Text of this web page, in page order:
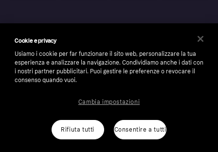
number: 556737-0431
Cookies Klarna.com
Cookie e privacy
Usiamo i cookie per far funzionare il sito web, personalizzare la tua
esperienza e analizzare la navigazione. Condividiamo anche i dati con
i nostri partner pubblicitari. Puoi gestire le preferenze o revocare il
consenso quando vuoi.
Rifiuta tutti Consentire a tutti
Cambia impostazioni